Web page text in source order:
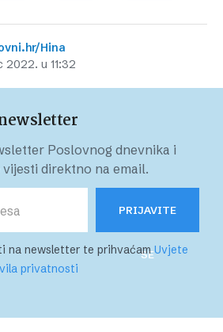
Hina
2022. u 11:32
Poslovnog dnevnika i
direktno na email.
PRIJAVITE
SE
na newsletter te prihvaćamUvjete
privatnosti